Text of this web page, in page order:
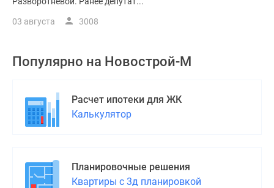
03 августа 3008
Популярно на Новострой-М
Расчет ипотеки для ЖК
Калькулятор
Планировочные решения
Квартиры с 3д планировкой